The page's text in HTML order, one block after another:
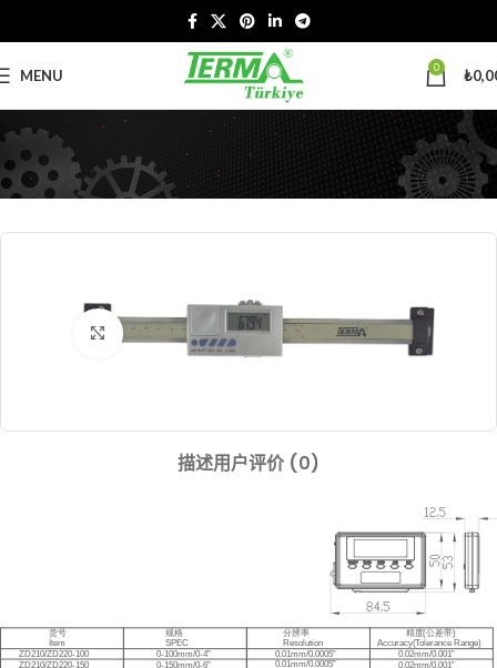
MENU 0 ₺
Click to enlarge
描述用户评价 (0)